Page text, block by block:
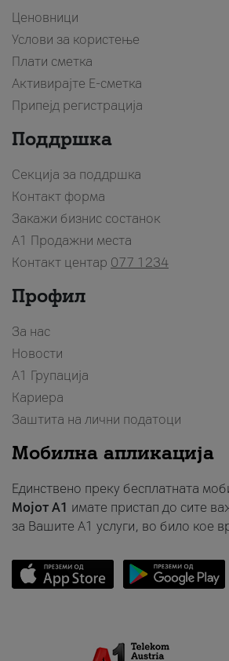
Ценовници
Услови за користење
Плати сметка
Активирајте Е-сметка
Припејд регистрација
Поддршка
Секција за поддршка
Контакт форма
Закажи бизнис состанок
A1 Продажни места
Контакт центар 077 1234
Профил
За нас
Новости
А1 Групација
Кариера
Заштита на лични податоци
Мобилна апликација
Единствено преку бесплатната
Мојот A1 имате пристап до сите
за Вашите A1 услуги, во било кое